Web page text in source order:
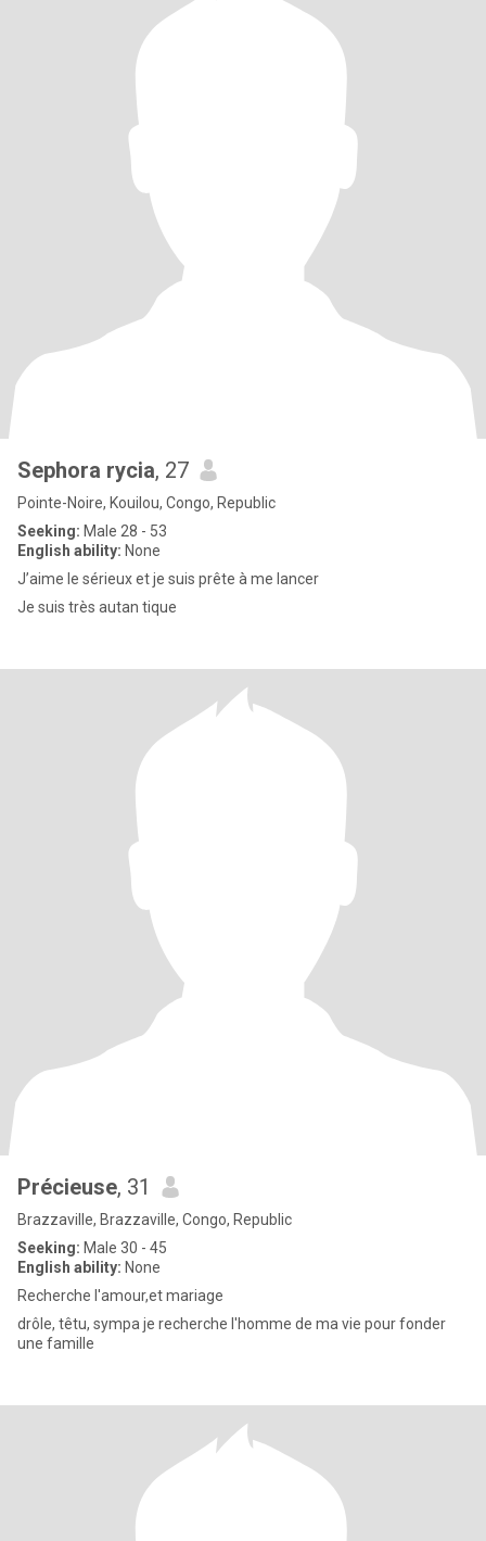
Sephora rycia, 27
Pointe-Noire, Kouilou, Congo, Republic
Seeking: Male 28 - 53
English ability: None
J’aime le sérieux et je suis prête à me lancer
Je suis très autan tique
Précieuse, 31
Brazzaville, Brazzaville, Congo, Republic
Seeking: Male 30 - 45
English ability: None
Recherche l'amour,et mariage
drôle, têtu, sympa je recherche l'homme de ma vie pour fonder
une famille